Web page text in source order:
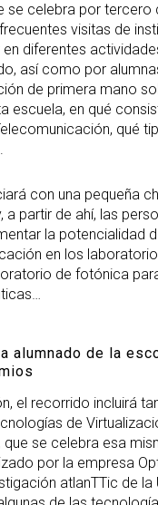
se celebra por tercero
visitas de
diferentes
así como por
de primera mano
escuela, en qué
qué
con una pequeña
a partir de ahí, las
la potencialidad
en los
de fotónica
alumnado de la
el recorrido incluirá
de
que se celebra esa
por la empresa
atlanTTic de la